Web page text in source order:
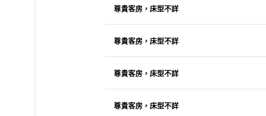
尊貴客房，床型不詳
尊貴客房，床型不詳
尊貴客房，床型不詳
尊貴客房，床型不詳